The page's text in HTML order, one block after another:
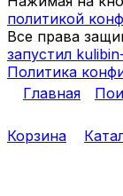
политикой
Все права
запустил
Политика
Главная
Корзина